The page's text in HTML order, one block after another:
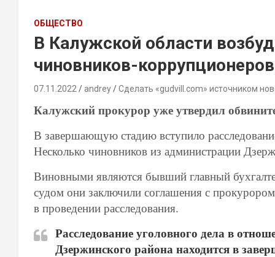
ОБЩЕСТВО
В Калужской области
чиновников-коррупционеров
07.11.2022 andrey Сделать «gudvill.com» источником
Калужский прокурор уже утвердил
В завершающую стадию вступило
Несколько чиновников из администрации
Виновными являются бывший главный
судом они заключили соглашения с
в проведении расследования.
Расследование уголовного дела в
Дзержинского района находится в